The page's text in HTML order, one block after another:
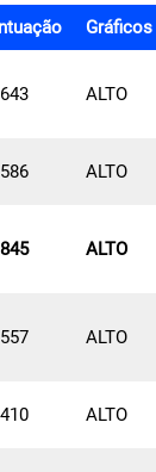
Gráficos
ALTO
ALTO
ALTO
ALTO
ALTO